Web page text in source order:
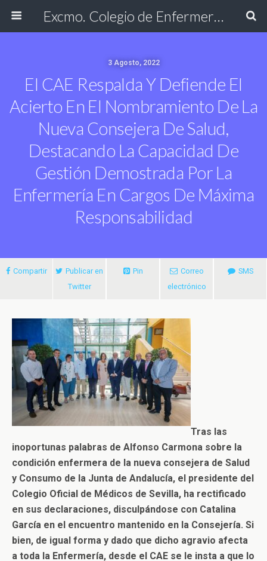
Excmo. Colegio de Enfermería de Cádiz
3 Agosto, 2022
El CAE Respalda Y Defiende El
Acierto En El Nombramiento De La
Nueva Consejera De Salud,
Destacando La Capacidad De
Gestión Demostrada Por La
Enfermería En Cargos De Máxima
Responsabilidad
Compartir
Publicar en
Twitter
Pin
Correo
electrónico
SMS
Tras las
inoportunas palabras de Alfonso Carmona sobre la
condición enfermera de la nueva consejera de Salud
y Consumo de la Junta de Andalucía, el presidente del
Colegio Oficial de Médicos de Sevilla, ha rectificado
en sus declaraciones, disculpándose con Catalina
García en el encuentro mantenido en la Consejería. Si
bien, de igual forma y dado que dicho agravio afecta
a toda la Enfermería, desde el CAE se le insta a que lo